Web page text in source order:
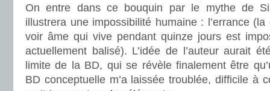
On entre dans ce bouquin par le mythe de
illustrera une impossibilité humaine : l’errance (la
voir âme qui vive pendant quinze jours est
actuellement balisé). L’idée de l’auteur aurait
limite de la BD, qui se révèle finalement être
BD conceptuelle m’a laissée troublée, difficile à